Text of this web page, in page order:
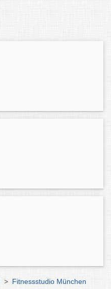
> Fitnessstudio München